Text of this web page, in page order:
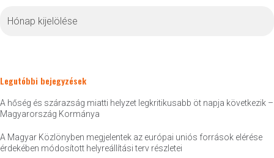
Legutóbbi bejegyzések
A hőség és szárazság miatti helyzet legkritikusabb öt napja következik –
Magyarország Kormánya
A Magyar Közlönyben megjelentek az európai uniós források elérése
érdekében módosított helyreállítási terv részletei